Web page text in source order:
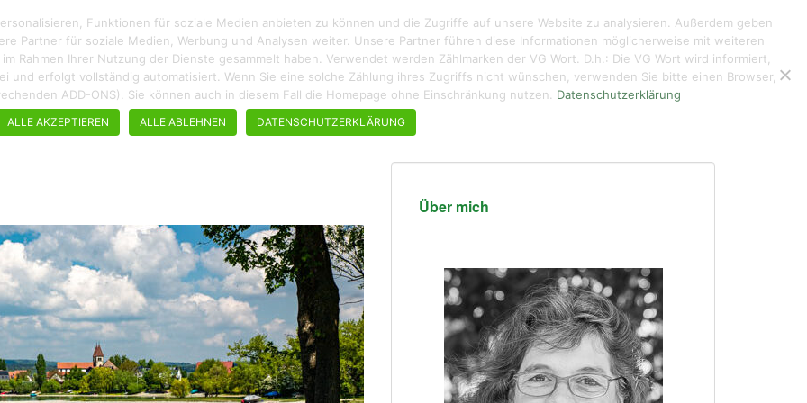
ROADTRIPS WANDERN STÄDTEBUMMEL REZEPTE KUNTERBUNTES ÜBER MICH DE/EN KONTAKT
Über mich
Funktionen für soziale Medien anbieten zu können und die Zugriffe auf unsere Website zu analysieren. Außerdem geben
Partner für soziale Medien, Werbung und Analysen weiter. Unsere Partner führen diese Informationen möglicherweise mit weiteren
Rahmen Ihrer Nutzung der Dienste gesammelt haben. Verwendet werden Zählmarken der VG Wort. D.h.: Die VG Wort wird informiert,
erfolgt vollständig automatisiert. Wenn Sie eine solche Zählung ihres Zugriffs nicht wünschen, verwenden Sie bitte einen Browser,
ADD-ONS). Sie können auch in diesem Fall die Homepage ohne Einschränkung nutzen. Datenschutzerklärung
ALLE AKZEPTIEREN ALLE ABLEHNEN DATENSCHUTZERKLÄRUNG